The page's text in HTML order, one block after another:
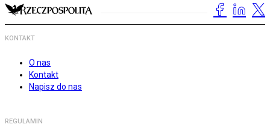
KONTAKT
O nas
Kontakt
Napisz do nas
REGULAMIN